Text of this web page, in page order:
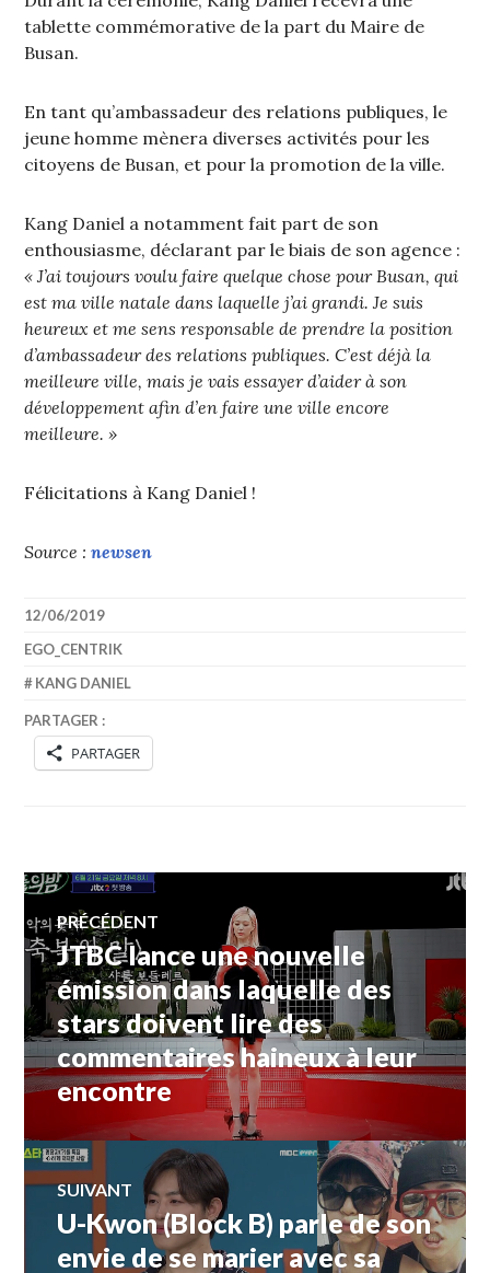
tablette commémorative de la part du Maire de
Busan.
En tant qu’ambassadeur des relations publiques, le
jeune homme mènera diverses activités pour les
citoyens de Busan, et pour la promotion de la ville.
Kang Daniel a notamment fait part de son
enthousiasme, déclarant par le biais de son agence :
« J’ai toujours voulu faire quelque chose pour Busan, qui
est ma ville natale dans laquelle j’ai grandi. Je suis
heureux et me sens responsable de prendre la position
d’ambassadeur des relations publiques. C’est déjà la
meilleure ville, mais je vais essayer d’aider à son
développement afin d’en faire une ville encore
meilleure. »
Félicitations à Kang Daniel !
Source :newsen
12/06/2019
EGO_CENTRIK
KANG DANIEL
PARTAGER :
PARTAGER
Navigation
de
l’article
PRÉCÉDENT
Article
précédent :
JTBC lance une nouvelle
émission dans laquelle des
stars doivent lire des
commentaires haineux à leur
encontre
SUIVANT
Article
Suivant:
U-Kwon (Block B) parle de son
envie de se marier avec sa